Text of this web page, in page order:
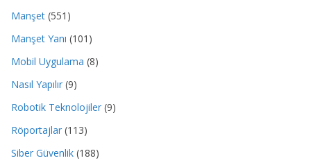
Manşet (551)
Manşet Yanı (101)
Mobil Uygulama (8)
Nasıl Yapılır (9)
Robotik Teknolojiler (9)
Röportajlar (113)
Siber Güvenlik (188)